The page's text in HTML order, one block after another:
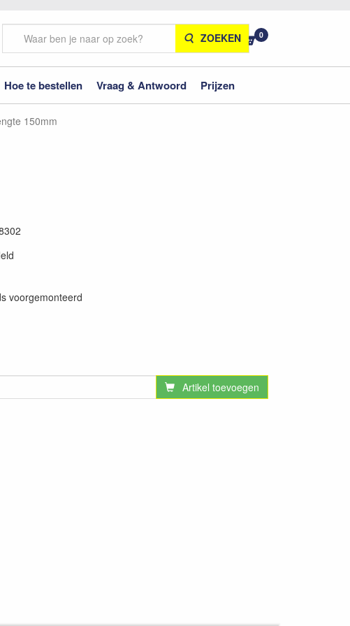
ZOEKEN 0
Hoe te bestellen Vraag & Antwoord Prijzen
150mm
voorgemonteerd
Artikel toevoegen